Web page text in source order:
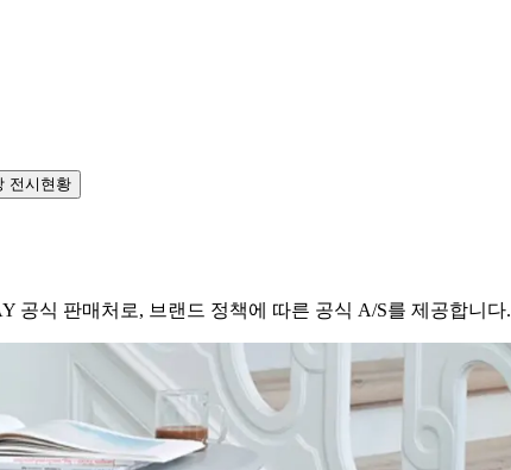
전시현황
공식 판매처로, 브랜드 정책에 따른 공식 A/S를 제공합니다.